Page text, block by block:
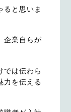
ると思いま
企業自らが
では伝わら
力を伝える